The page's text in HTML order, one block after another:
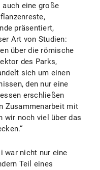
auch eine große
präsentiert,
Art von Studien:
über die römische
des Parks,
sich um einen
den nur eine
erschließen
Zusammenarbeit mit
wir noch viel über das
war nicht nur eine
Teil eines